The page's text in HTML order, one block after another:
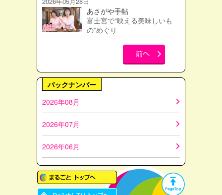
あさがや手帖
富士宮で“映える美味しいも
の”めぐり
バックナンバー
2026年08月
2026年07月
2026年06月